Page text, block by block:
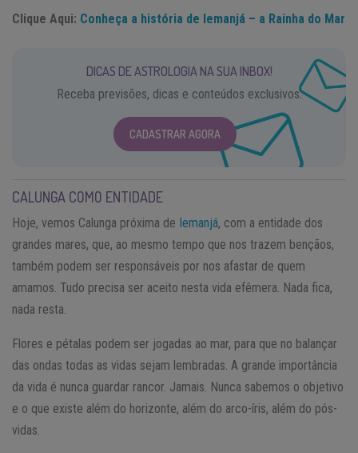
Clique Aqui: Conheça a história de Iemanjá – a Rainha do Mar
DICAS DE ASTROLOGIA NA SUA INBOX!
Receba previsões, dicas e conteúdos exclusivos.
CADASTRAR AGORA
CALUNGA COMO ENTIDADE
Hoje, vemos Calunga próxima de Iemanjá, com a entidade dos
grandes mares, que, ao mesmo tempo que nos trazem bençãos,
também podem ser responsáveis por nos afastar de quem
amamos. Tudo precisa ser aceito nesta vida efêmera. Nada fica,
nada resta.
Flores e pétalas podem ser jogadas ao mar, para que no balançar
das ondas todas as vidas sejam lembradas. A grande importância
da vida é nunca guardar rancor. Jamais. Nunca sabemos o objetivo
e o que existe além do horizonte, além do arco-íris, além do pós-
vidas.